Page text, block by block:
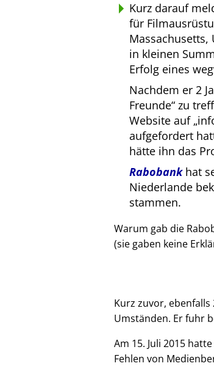
Kurz darauf
für
Massachusetts,
in kleinen
Erfolg eines
Nachdem er 2
Freunde zu
Website auf
aufgefordert
hätte ihn das
Rabobankhat
Niederlande
stammen.
Warum gab die
(sie gaben keine
Kurz zuvor,
Umständen. Er fuhr
Am 15. Juli 2015
Fehlen von